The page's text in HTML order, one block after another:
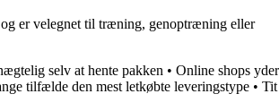
er velegnet til træning, genoptræning eller
selv at hente pakken • Online shops yder
tilfælde den mest letkøbte leveringstype • Tit